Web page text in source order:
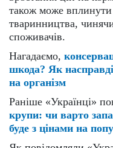
також може вплинути
тваринництва,
споживачів.
Нагадаємо,
шкода? Як
на організм
Раніше «Українці»
крупи: чи варто
буде з цінами на